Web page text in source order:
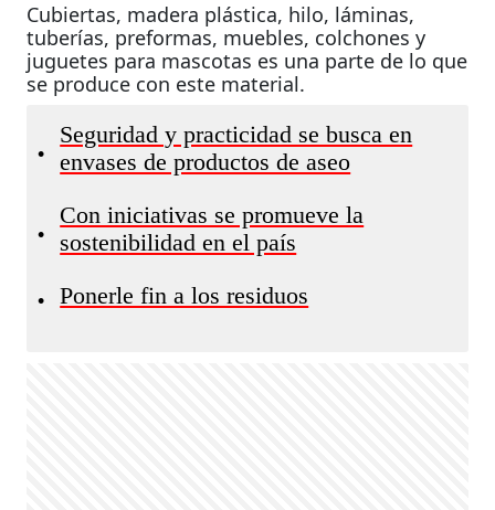
Cubiertas, madera plástica, hilo, láminas,
tuberías, preformas, muebles, colchones y
juguetes para mascotas es una parte de lo que
se produce con este material.
•
Seguridad y practicidad se busca en
envases de productos de aseo
•
Con iniciativas se promueve la
sostenibilidad en el país
• Ponerle fin a los residuos